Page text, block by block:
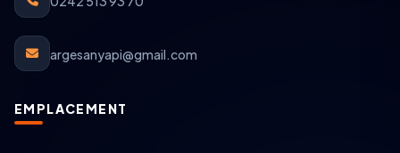
argesanyapi@gmail.com
EMPLACEMENT